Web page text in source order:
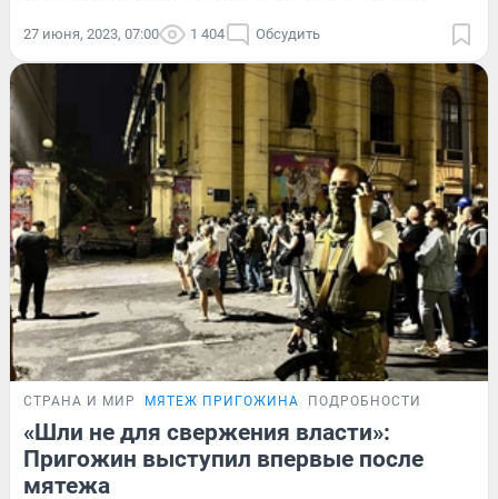
27 июня, 2023, 07:00 1 404 Обсудить
СТРАНА И МИР МЯТЕЖ ПРИГОЖИНА ПОДРОБНОСТИ
«Шли не для свержения власти»:
Пригожин выступил впервые после
мятежа